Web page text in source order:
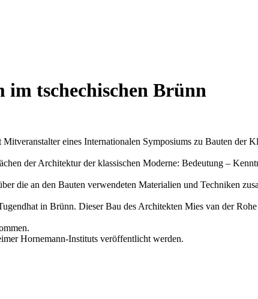
tschechischen Brünn
eines Internationalen Symposiums zu Bauten der
der Architektur der klassischen Moderne: Bedeutung –
die an den Bauten verwendeten Materialien und Techniken
in Brünn. Dieser Bau des Architekten Mies van der
Hornemann-Instituts veröffentlicht werden.